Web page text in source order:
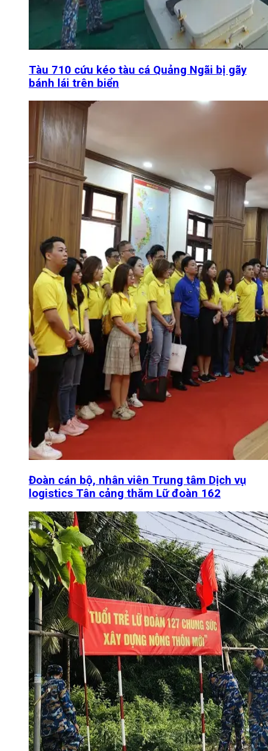
Tàu 710 cứu kéo tàu cá Quảng Ngãi bị gãy
bánh lái trên biển
Đoàn cán bộ, nhân viên Trung tâm Dịch vụ
logistics Tân cảng thăm Lữ đoàn 162